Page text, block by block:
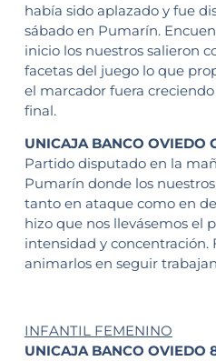
había sido aplazado y fue
sábado en Pumarín.
inicio los nuestros salieron
facetas del juego lo que
el marcador fuera
final.
UNICAJA BANCO OVIEDO
Partido disputado en la
Pumarín donde los
tanto en ataque como en
hizo que nos llevásemos el
intensidad y concentración.
animarlos en seguir
INFANTIL FEMENINO
UNICAJA BANCO OVIEDO